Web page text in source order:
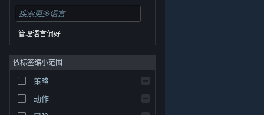
© Valve Corporation。保留所有权利。所有商标均为其在
律信息| 无障碍
管理语言偏好
依标签缩小范围
策略
动作